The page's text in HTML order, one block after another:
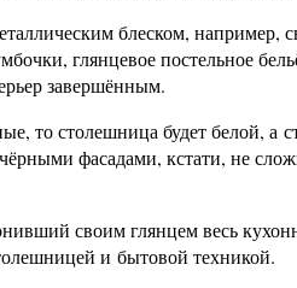
блеском, например,
глянцевое постельное
завершённым.
то столешница будет белой, а
фасадами, кстати, не
своим глянцем весь
и бытовой техникой.